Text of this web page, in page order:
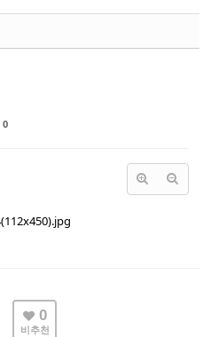
0
0
비추천